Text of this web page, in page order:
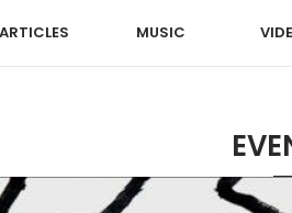
ARTICLES MUSIC